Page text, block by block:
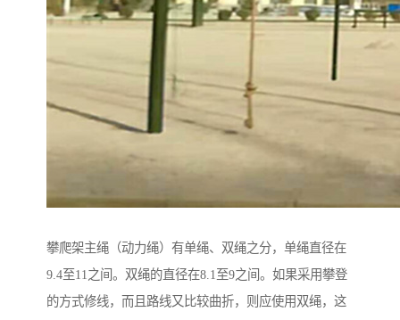
攀爬架主绳（动力绳）有单绳、双绳之分，单绳直径在
9.4至11之间。双绳的直径在8.1至9之间。如果采用攀登
的方式修线，而且路线又比较曲折，则应使用双绳，这